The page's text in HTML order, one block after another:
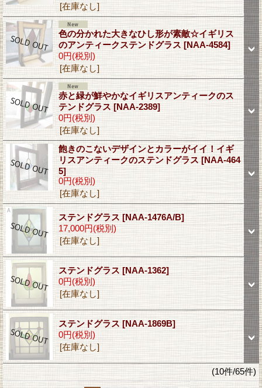
[在庫なし]
色の分かれた大きなひし形が素敵☆イギリス
のアンティークステンドグラス [NAA-4584]
0円(税別)
[在庫なし]
赤と緑が鮮やかなイギリスアンティークのス
テンドグラス [NAA-2389]
0円(税別)
[在庫なし]
飽きのこないデザインとカラーがイイ！イギ
リスアンティークのステンドグラス [NAA-464
5]
0円(税別)
[在庫なし]
ステンドグラス [NAA-1476A/B]
17,000円(税別)
[在庫なし]
ステンドグラス [NAA-1362]
0円(税別)
[在庫なし]
ステンドグラス [NAA-1869B]
0円(税別)
[在庫なし]
(10件/65件)